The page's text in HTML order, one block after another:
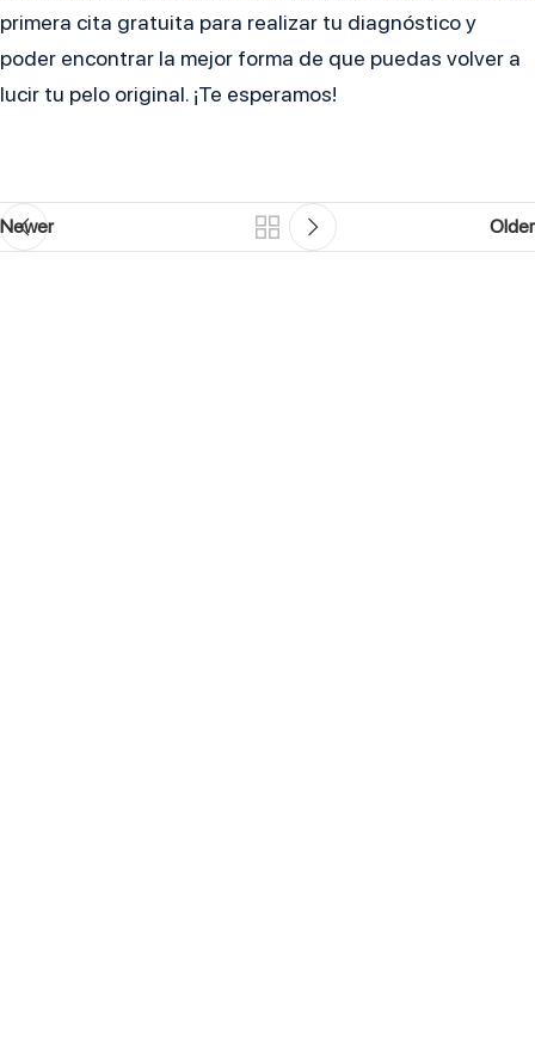
primera cita gratuita para realizar tu diagnóstico y
poder encontrar la mejor forma de que puedas volver a
lucir tu pelo original. ¡Te esperamos!
Newer Older